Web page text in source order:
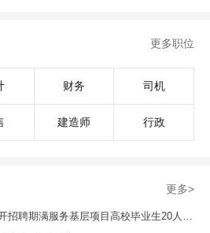
更多职位
财务 司机
建造师 行政
更多>
出纳1人的公告
研究院招聘项目专员1人公告
”招募10人公告
2026福建龙岩武平县专项公开招聘期满服务基层项目高校毕业生20人的公告